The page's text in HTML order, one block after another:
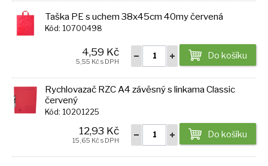
Taška PE s uchem 38x45cm 40my červená
Kód: 10700498
Do košíku
4,59 Kč
5,55 Kč s DPH
Rychlovazač RZC A4 závěsný s linkama Classic
červený
Kód: 10201225
Do košíku
12,93 Kč
15,65 Kč s DPH